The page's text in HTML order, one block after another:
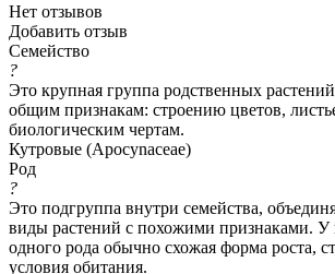
Нет отзывов
Добавить отзыв
Семейство
?
Это крупная группа родственных
общим признакам: строению цветов,
биологическим чертам.
Кутровые (Apocynaceae)
Род
?
Это подгруппа внутри семейства,
виды растений с похожими признаками. У
одного рода обычно схожая форма роста,
условия обитания.